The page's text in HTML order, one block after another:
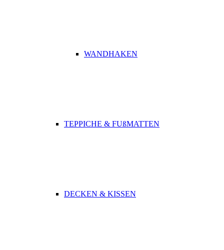
WANDHAKEN
TEPPICHE & FUßMATTEN
DECKEN & KISSEN